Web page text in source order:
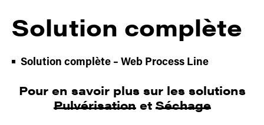
Solution complète
Solution complète – Web Process Line
Pour en savoir plus sur les solutions
Pulvérisationet Séchage